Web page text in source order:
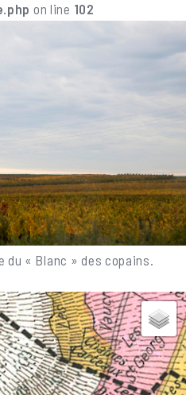
on line 102
les Glapigny et Glapigny
produisant les
aujourd’hui sous
», au dessous du
sol alluvionnaire riche de
à une véritable expression
de la vigne et l’esprit
le caractère du
parcelle de 0,437 ha, et
« Blanc » des copains.